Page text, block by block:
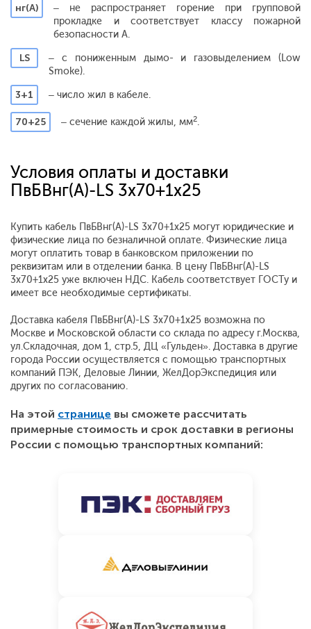
нг(А)
– не распространяет горение при групповой
прокладке и соответствует классу пожарной
безопасности А.
LS
– с пониженным дымо- и газовыделением (Low
Smoke).
3+1
– число жил в кабеле.
70+25 – сечение каждой жилы, мм2.
Условия оплаты и доставки
ПвБВнг(A)-LS 3x70+1x25
Купить кабель ПвБВнг(A)-LS 3x70+1x25 могут юридические и
физические лица по безналичной оплате. Физические лица
могут оплатить товар в банковском приложении по
реквизитам или в отделении банка. В цену ПвБВнг(A)-LS
3x70+1x25 уже включен НДС. Кабель соответствует ГОСТу и
имеет все необходимые сертификаты.
Доставка кабеля ПвБВнг(A)-LS 3x70+1x25 возможна по
Москве и Московской области со склада по адресу г.Москва,
ул.Складочная, дом 1, стр.5, ДЦ «Гульден». Доставка в другие
города России осуществляется с помощью транспортных
компаний ПЭК, Деловые Линии, ЖелДорЭкспедиция или
других по согласованию.
На этой странице вы сможете рассчитать
примерные стоимость и срок доставки в регионы
России с помощью транспортных компаний: